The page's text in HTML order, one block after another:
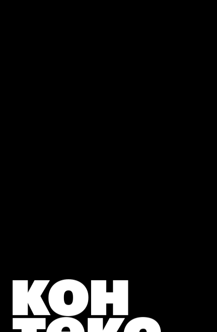
кон